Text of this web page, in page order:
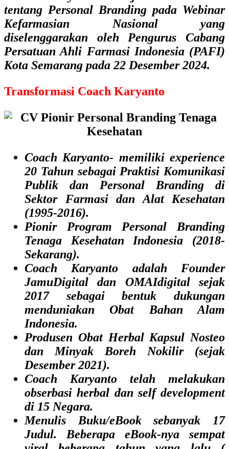
tentang Personal Branding pada Webinar
Kefarmasian Nasional yang
diselenggarakan oleh Pengurus Cabang
Persatuan Ahli Farmasi Indonesia (PAFI)
Kota Semarang pada 22 Desember 2024.
Transformasi Coach Karyanto
Coach Karyanto- memiliki experience
20 Tahun sebagai Praktisi Komunikasi
Publik dan Personal Branding di
Sektor Farmasi dan Alat Kesehatan
(1995-2016).
Pionir Program Personal Branding
Tenaga Kesehatan Indonesia (2018-
Sekarang).
Coach Karyanto adalah Founder
JamuDigital dan OMAIdigital sejak
2017 sebagai bentuk dukungan
menduniakan Obat Bahan Alam
Indonesia.
Produsen Obat Herbal Kapsul Nosteo
dan Minyak Boreh Nokilir (sejak
Desember 2021).
Coach Karyanto telah melakukan
obserbasi herbal dan self development
di 15 Negara.
Menulis Buku/eBook sebanyak 17
Judul. Beberapa eBook-nya sempat